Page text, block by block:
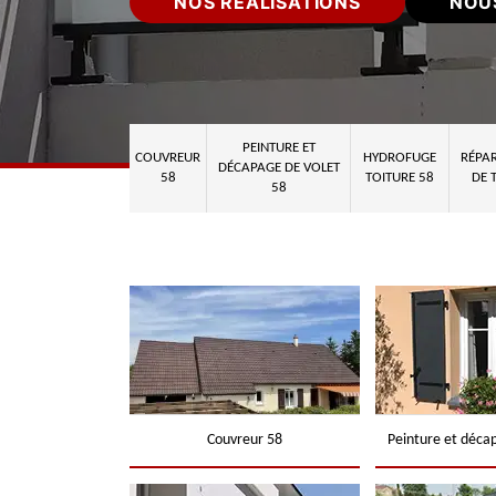
COUVREUR
58
PEINTURE ET
DÉCAPAGE DE VOLET
58
HYDROFUGE
TOITURE 58
DE
Couvreur 58 Peinture et